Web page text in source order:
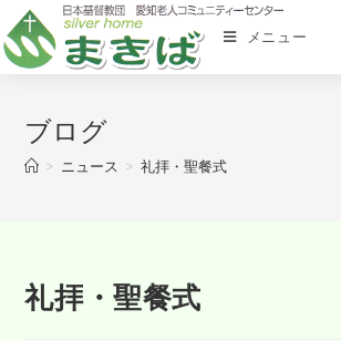
メニュー
ブログ
> ニュース > 礼拝・聖餐式
礼拝・聖餐式